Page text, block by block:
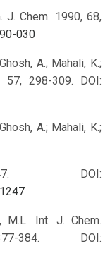
J. Chem. 1990, 68,
030
A.; Mahali, K.;
57, 298-309. DOI:
A.; Mahali, K.;
DOI:
M.L. Int. J. Chem.
384. DOI: